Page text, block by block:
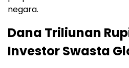
negara.
Dana Triliunan
Investor Swasta